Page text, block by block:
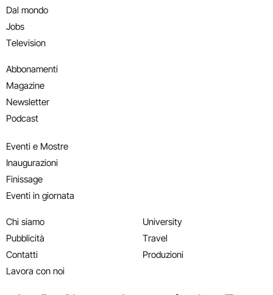
Dal mondo
Jobs
Television
Abbonamenti
Magazine
Newsletter
Podcast
Eventi e Mostre
Inaugurazioni
Finissage
Eventi in giornata
Chi siamo
Pubblicità
Contatti
Lavora con noi
University
Travel
Produzioni